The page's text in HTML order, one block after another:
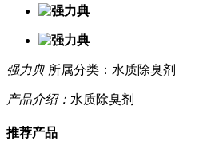
强力典 所属分类：水质除臭剂
产品介绍： 水质除臭剂
推荐产品